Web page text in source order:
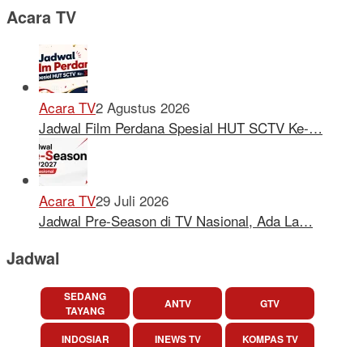
Acara TV
Acara TV2 Agustus 2026
Jadwal Film Perdana Spesial HUT SCTV Ke-…
Acara TV29 Juli 2026
Jadwal Pre-Season di TV Nasional, Ada La…
Jadwal
SEDANG
TAYANG
ANTV GTV
INDOSIAR INEWS TV KOMPAS TV